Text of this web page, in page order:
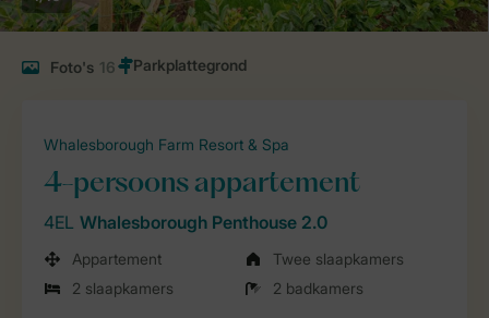
Foto's 16
Whalesborough Farm Resort & Spa
4-persoons appartement
4EL Whalesborough Penthouse 2.0
Appartement
Twee slaapkamers
2 slaapkamers
2 badkamers